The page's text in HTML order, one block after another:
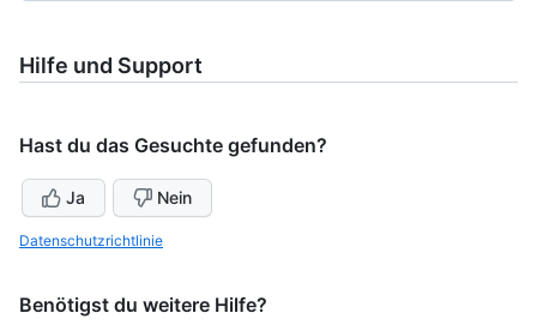
Hilfe und Support
Hast du das Gesuchte gefunden?
Ja Nein
Datenschutzrichtlinie
Benötigst du weitere Hilfe?